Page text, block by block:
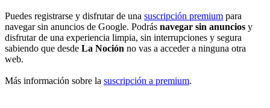
Puedes registrarse y disfrutar de una suscripción premium para
navegar sin anuncios de Google. Podrás navegar sin anuncios y
disfrutar de una experiencia limpia, sin interrupciones y segura
sabiendo que desde La Noción no vas a acceder a ninguna otra
web.
Más información sobre la suscripción a premium.